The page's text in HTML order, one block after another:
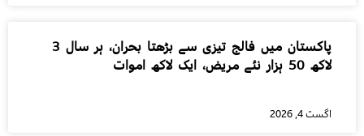
پاکستان میں فالج تیزی سے بڑھتا بحران، ہر سال 3
لاکھ 50 ہزار نئے مریض، ایک لاکھ اموات
اگست 4, 2026